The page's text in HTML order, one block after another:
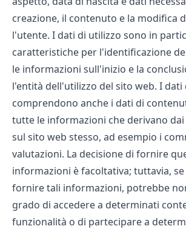
creazione, il contenuto e la modifica
l'utente. I dati di utilizzo sono in
caratteristiche per l'identificazione
le informazioni sull'inizio e la
l'entità dell'utilizzo del sito web. I dati
comprendono anche i dati di
tutte le informazioni che derivano
sul sito web stesso, ad esempio i
valutazioni. La decisione di fornire
informazioni è facoltativa; tuttavia,
fornire tali informazioni, potrebbe
grado di accedere a determinati
funzionalità o di partecipare a